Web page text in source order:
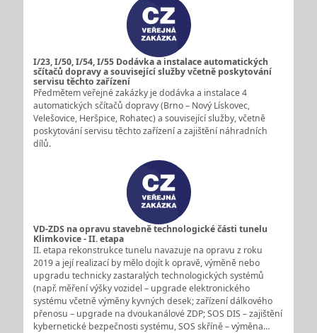
I/23, I/50, I/54, I/55 Dodávka a instalace automatických
sčítačů dopravy a související služby včetně poskytování
servisu těchto zařízení
Předmětem veřejné zakázky je dodávka a instalace 4
automatických sčítačů dopravy (Brno – Nový Lískovec,
Velešovice, Heršpice, Rohatec) a související služby, včetně
poskytování servisu těchto zařízení a zajištění náhradních
dílů.
VD-ZDS na opravu stavebně technologické části tunelu
Klimkovice - II. etapa
II. etapa rekonstrukce tunelu navazuje na opravu z roku
2019 a její realizací by mělo dojít k opravě, výměně nebo
upgradu technicky zastaralých technologických systémů
(např. měření výšky vozidel – upgrade elektronického
systému včetně výměny kyvných desek; zařízení dálkového
přenosu – upgrade na dvoukanálové ZDP; SOS DIS – zajištění
kybernetické bezpečnosti systému, SOS skříně – výměna…